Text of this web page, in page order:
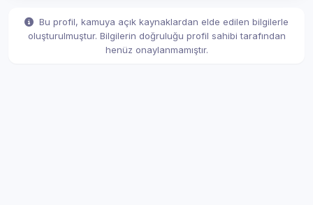
Bu profil, kamuya açık kaynaklardan elde edilen bilgilerle
oluşturulmuştur. Bilgilerin doğruluğu profil sahibi tarafından
henüz onaylanmamıştır.